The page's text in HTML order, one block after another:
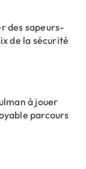
des sapeurs-
de la sécurité
à jouer
parcours